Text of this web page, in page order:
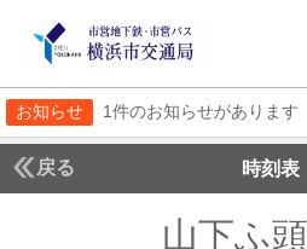
お知らせ 1件のお知らせがあります
戻る 時刻表
山下ふ